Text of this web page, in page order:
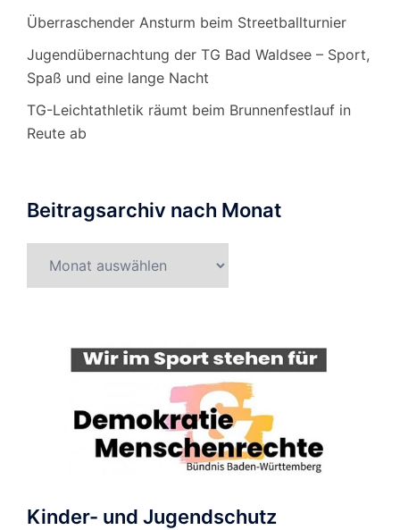
Überraschender Ansturm beim Streetballturnier
Jugendübernachtung der TG Bad Waldsee – Sport,
Spaß und eine lange Nacht
TG-Leichtathletik räumt beim Brunnenfestlauf in
Reute ab
Beitragsarchiv nach Monat
nach
Kinder- und Jugendschutz